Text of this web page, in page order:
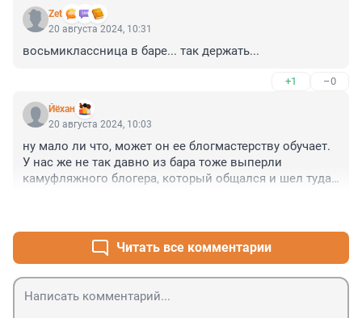
Zet
20 августа 2024, 10:31
восьмиклассница в баре... так держать...
+1 –0
Йёхан
20 августа 2024, 10:03
ну мало ли что, может он ее блогмастерству обучает.
У нас же не так давно из бара тоже выперли
камуфляжного блогера, который общался и шел туда
Читать все комментарии